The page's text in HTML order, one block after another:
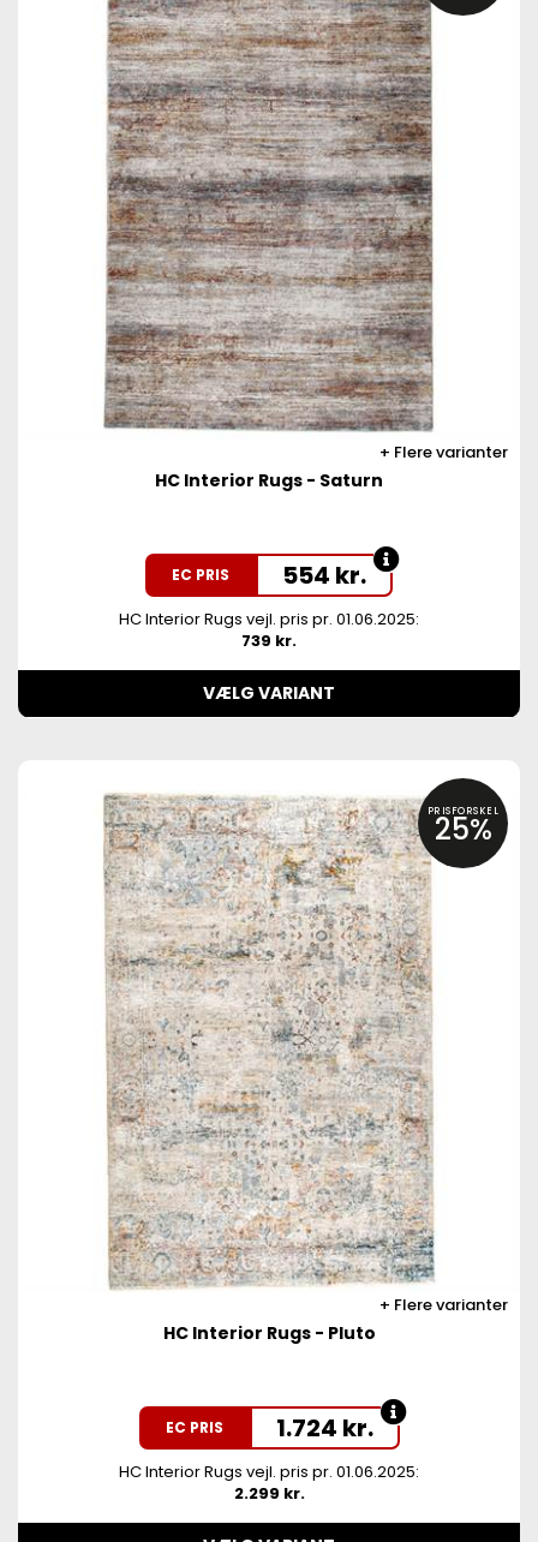
Flere varianter
HC Interior Rugs - Saturn
EC PRIS 554 kr.
HC Interior Rugs vejl. pris pr. 01.06.2025:
739 kr.
VÆLG VARIANT
PRISFORSKEL
25%
Flere varianter
HC Interior Rugs - Pluto
EC PRIS 1.724 kr.
HC Interior Rugs vejl. pris pr. 01.06.2025:
2.299 kr.